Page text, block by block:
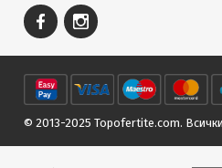
© 2013-2025 Topofertite.com.